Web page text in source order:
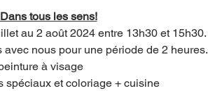
tous les sens!
au 2 août 2024 entre 13h30 et 15h30.
nous pour une période de 2 heures.
à visage
et coloriage + cuisine